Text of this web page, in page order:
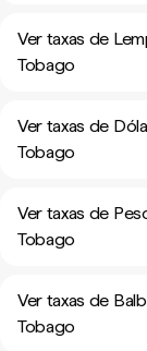
Ver taxas de
Tobago
Ver taxas de
Tobago
Ver taxas de
Tobago
Ver taxas de
Tobago